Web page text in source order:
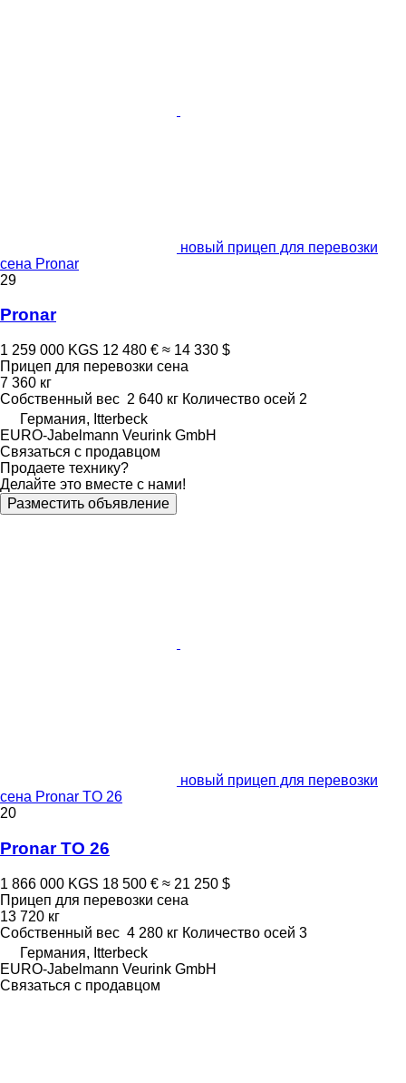
новый прицеп для перевозки
сена Pronar
29
Pronar
1 259 000 KGS 12 480 € ≈ 14 330 $
Прицеп для перевозки сена
7 360 кг
Собственный вес 2 640 кг Количество осей 2
Германия, Itterbeck
EURO-Jabelmann Veurink GmbH
Связаться с продавцом
Продаете технику?
Делайте это вместе с нами!
Разместить объявление
новый прицеп для перевозки
сена Pronar TO 26
20
Pronar TO 26
1 866 000 KGS 18 500 € ≈ 21 250 $
Прицеп для перевозки сена
13 720 кг
Собственный вес 4 280 кг Количество осей 3
Германия, Itterbeck
EURO-Jabelmann Veurink GmbH
Связаться с продавцом